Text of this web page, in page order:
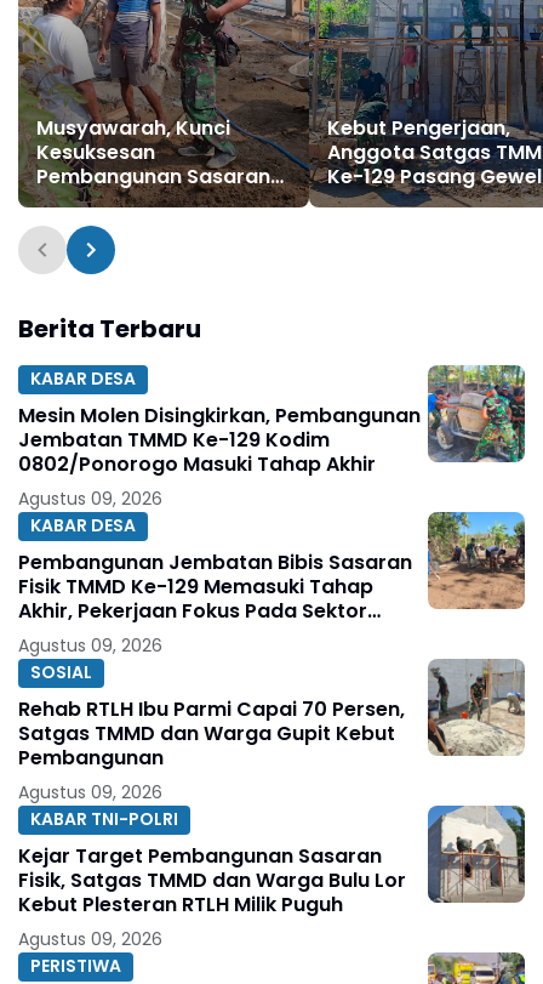
Musyawarah, Kunci
Kesuksesan
Pembangunan Sasaran
Fisik TMMD Ke-129
Kebut Pengerjaan,
Anggota Satgas
Ke-129 Pasang Gewel
Penopang Atap
Berita Terbaru
KABAR DESA
Mesin Molen Disingkirkan, Pembangunan
Jembatan TMMD Ke-129 Kodim
0802/Ponorogo Masuki Tahap Akhir
Agustus 09, 2026
KABAR DESA
Pembangunan Jembatan Bibis Sasaran
Fisik TMMD Ke-129 Memasuki Tahap
Akhir, Pekerjaan Fokus Pada Sektor
Pendukung Jembatan
Agustus 09, 2026
SOSIAL
Rehab RTLH Ibu Parmi Capai 70 Persen,
Satgas TMMD dan Warga Gupit Kebut
Pembangunan
Agustus 09, 2026
KABAR TNI-POLRI
Kejar Target Pembangunan Sasaran
Fisik, Satgas TMMD dan Warga Bulu Lor
Kebut Plesteran RTLH Milik Puguh
Agustus 09, 2026
PERISTIWA